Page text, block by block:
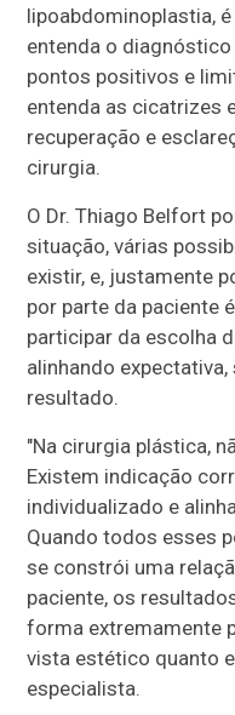
lipoabdominoplastia,
entenda o
pontos positivos e
entenda as cicatrizes
recuperação e
cirurgia.
O Dr. Thiago Belfort
situação, várias
existir, e, justamente
por parte da paciente
participar da escolha
alinhando
resultado.
"Na cirurgia plástica,
Existem indicação
individualizado e
Quando todos esses
se constrói uma
paciente, os
forma extremamente
vista estético quanto
especialista.